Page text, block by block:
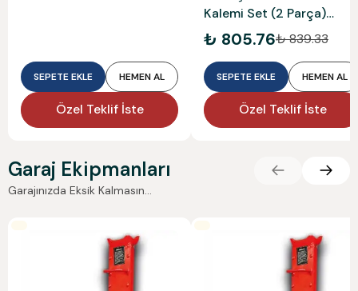
SEPETE EKLE HEMEN AL
Özel Teklif İste
Kalemi Set (2 Parça)
3020001002
₺ 805.76₺ 839.33
SEPETE EKLE HEMEN AL
Özel Teklif İste
Garaj Ekipmanları
Garajınızda Eksik Kalmasın...